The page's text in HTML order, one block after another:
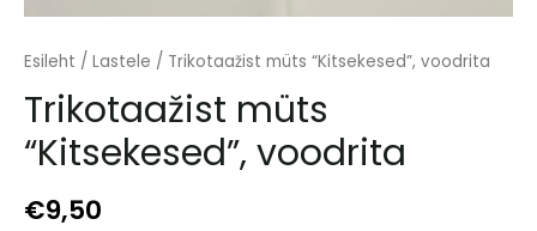
Esileht / Lastele / Trikotaažist müts “Kitsekesed”, voodrita
Trikotaažist müts
“Kitsekesed”, voodrita
€9,50